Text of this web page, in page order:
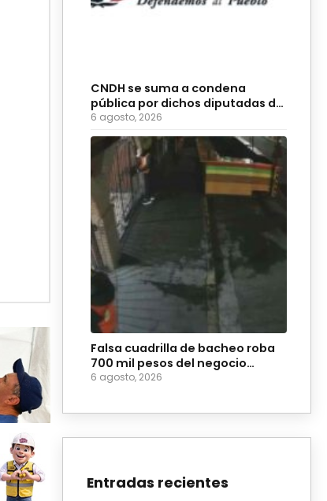
CNDH se suma a condena
pública por dichos diputadas de
Morena
6 agosto, 2026
Falsa cuadrilla de bacheo roba
700 mil pesos del negocio
Coyote Burger
6 agosto, 2026
Entradas recientes